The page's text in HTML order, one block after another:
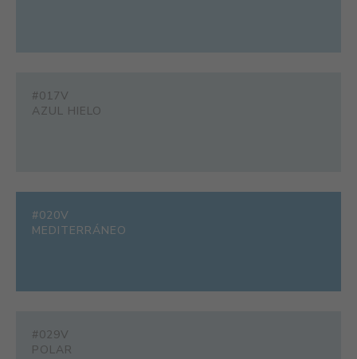
#017V
AZUL HIELO
#020V
MEDITERRÁNEO
#029V
POLAR